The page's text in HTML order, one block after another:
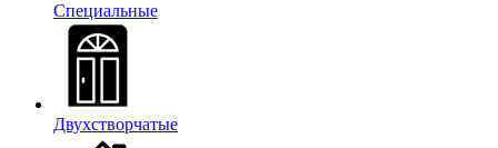
Специальные
Двухстворчатые